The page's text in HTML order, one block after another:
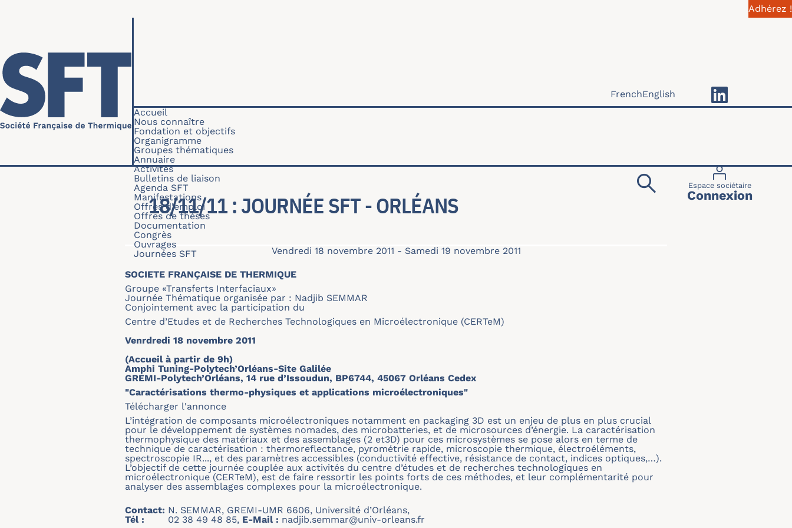
Adhérez !
Navigation principale
Accueil
Nous connaître
Fondation et objectifs
Organigramme
Groupes thématiques
Annuaire
Activités
Bulletins de liaison
Agenda SFT
Manifestations
Offres d'emploi
Offres de thèses
Documentation
Congrès
Ouvrages
Journées SFT
Menu du
Espace sociétaire
Connexion
FrenchEnglish
18/11/11 : JOURNÉE SFT - ORLÉANS
Vendredi 18 novembre 2011 - Samedi 19 novembre 2011
SOCIETE FRANÇAISE DE THERMIQUE
Groupe «Transferts Interfaciaux»
Journée Thématique organisée par : Nadjib SEMMAR
Conjointement avec la participation du
Centre d’Etudes et de Recherches Technologiques en Microélectronique (CERTeM)
Venrdredi 18 novembre 2011
(Accueil à partir de 9h)
Amphi Tuning-Polytech’Orléans-Site Galilée
GREMI-Polytech’Orléans, 14 rue d’Issoudun, BP6744, 45067 Orléans Cedex
"Caractérisations thermo-physiques et applications microélectroniques"
Télécharger l'annonce
L’intégration de composants microélectroniques notamment en packaging 3D est un enjeu de plus en plus crucial
pour le développement de systèmes nomades, des microbatteries, et de microsources d’énergie. La caractérisation
thermophysique des matériaux et des assemblages (2 et3D) pour ces microsystèmes se pose alors en terme de
technique de caractérisation : thermoreflectance, pyrométrie rapide, microscopie thermique, électroéléments,
spectroscopie IR..., et des paramètres accessibles (conductivité effective, résistance de contact, indices optiques,…).
L’objectif de cette journée couplée aux activités du centre d’études et de recherches technologiques en
microélectronique (CERTeM), est de faire ressortir les points forts de ces méthodes, et leur complémentarité pour
analyser des assemblages complexes pour la microélectronique.
Contact: N. SEMMAR, GREMI-UMR 6606, Université d’Orléans,
Tél : 02 38 49 48 85, E-Mail : nadjib.semmar@univ-orleans.fr